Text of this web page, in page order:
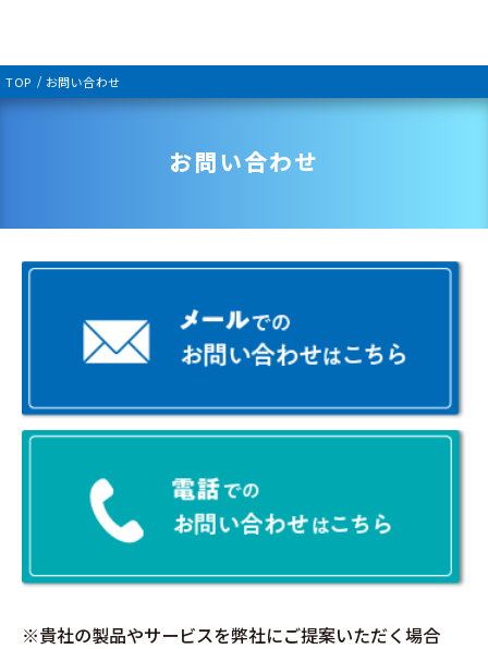
TOP お問い合わせ
お問い合わせ
※貴社の製品やサービスを弊社にご提案いただく場合